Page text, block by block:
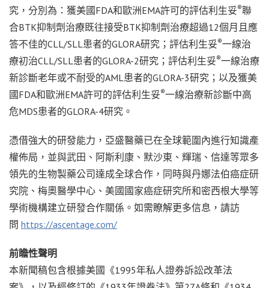
究，分別為：獲美國FDA和歐洲EMA許可的評估利生妥®聯
合BTK抑制劑治療既往接受BTK抑制劑治療超過12個月且應
答不佳的CLL/SLL患者的GLORA研究；評估利生妥®一線治
療初治CLL/SLL患者的GLORA-2研究；評估利生妥®一線治療
新診斷老年或不耐受的AML患者的GLORA-3研究；以及獲美
國FDA和歐洲EMA許可的評估利生妥®一線治療新診斷中高
危MDS患者的GLORA-4研究。
憑借強大的研發能力，亞盛醫藥已在全球範圍內進行知識產
權佈局，並與武田、阿斯利康、默沙東、輝瑞、信達等眾多
領先的生物製藥公司達成全球合作，同時與丹娜法伯癌症研
究院、梅奧醫學中心、美國國家癌症研究所和密西根大學等
學術機構建立研發合作關係。如需瞭解更多信息，請訪
問 https://ascentage.com/
前瞻性聲明
本新聞稿包含根據美國《1995年私人證券訴訟改革法